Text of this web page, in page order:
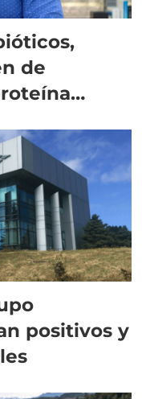
de
positivos y